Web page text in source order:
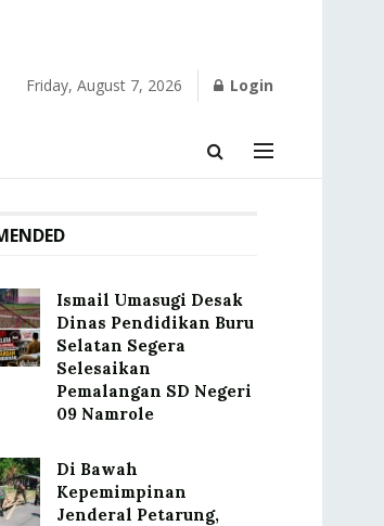
Friday, August 7, 2026 Login
Ismail Umasugi Desak
Dinas Pendidikan Buru
Selatan Segera
Selesaikan
Pemalangan SD Negeri
09 Namrole
Di Bawah
Kepemimpinan
Jenderal Petarung,